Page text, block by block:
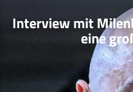
Interview mit
eine